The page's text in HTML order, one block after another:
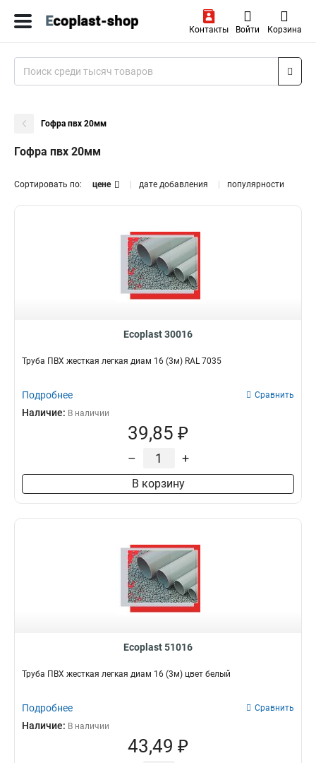
Контакты Войти Корзина
Гофра пвх 20мм
Гофра пвх 20мм
Сортировать по: цене дате добавления популярности
Ecoplast 30016
Труба ПВХ жесткая легкая диам 16 (3м) RAL 7035
Подробнее Сравнить
Наличие: В наличии
39,85 ₽
– +
В корзину
Ecoplast 51016
Труба ПВХ жесткая легкая диам 16 (3м) цвет белый
Подробнее Сравнить
Наличие: В наличии
43,49 ₽